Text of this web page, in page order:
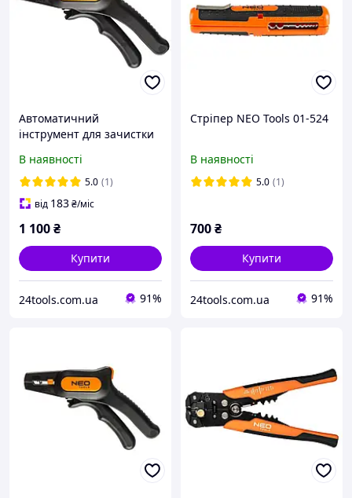
Автоматичний
інструмент для зачистки
01-519
В наявності
5.0 (1)
від 183₴/міс
1 100₴
Купити
24tools.com.ua 91%
Стріпер NEO Tools 01-524
В наявності
5.0 (1)
700₴
Купити
24tools.com.ua 91%